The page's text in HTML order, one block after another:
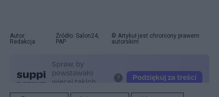
Autor:
Redakcja
Źródło: Salon24,
PAP
© Artykuł jest chroniony prawem
autorskim